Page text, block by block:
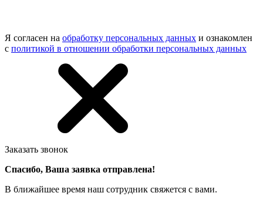
Я согласен на обработку персональных данных и ознакомлен
с политикой в отношении обработки персональных данных
Заказать звонок
Спасибо, Ваша заявка отправлена!
В ближайшее время наш сотрудник свяжется с вами.